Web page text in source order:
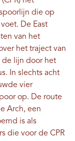
die op
De East
van het
het traject van
de lijn door het
In slechts acht
vier
op. De route
Arch, een
is als
die voor de CPR